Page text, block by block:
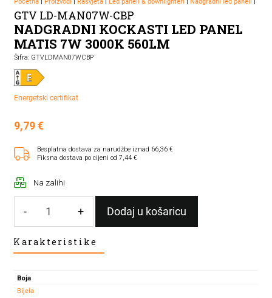
GTV LD-MAN07W-CBP
NADGRADNI KOCKASTI LED PANEL
MATIS 7W 3000K 560LM
Šifra: GTVLDMAN07WCBP
Energetski certifikat
9,79€
Besplatna dostava za narudžbe iznad 66,36 €
Fiksna dostava po cijeni od 7,44 €
Na zalihi
-
KOCKASTI
MATIS
7W
+ Dodaj u košaricu
Karakteristike
Boja
Bijela